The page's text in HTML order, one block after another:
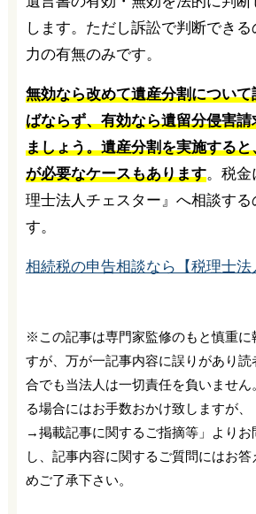
します。ただし訴訟で判断でき
力の有無のみです。
無効なら改めて遺産分割につい
ばならず、有効なら遺留分侵害
ましょう。遺産分割を実施する
が必要なケースもあります。税金
理士法人チェスター』へ相談す
す。
相続税の申告相談なら【税理士法
※この記事は専門家監修のもと慎重に
すが、万が一記事内容に誤りがあり
合でも当法人は一切責任を負いませ
る場合にはお手数おかけ致しますが、
→掲載記事に関するご指摘等」よりお
し、記事内容に関するご質問にはお
めご了承下さい。